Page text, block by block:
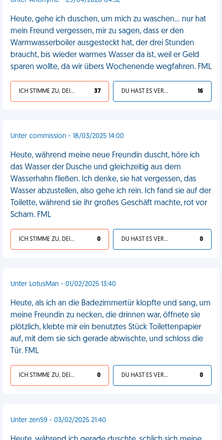
Heute, gehe ich duschen, um mich zu waschen… nur hat
mein Freund vergessen, mir zu sagen, dass er den
Warmwasserboiler ausgesteckt hat, der drei Stunden
braucht, bis wieder warmes Wasser da ist, weil er Geld
sparen wollte, da wir übers Wochenende wegfahren. FML
ICH STIMME ZU, DEIN LEBEN IST SCHEISSE 37 DU HAST ES VERDIENT 16
Unter commission - 18/03/2025 14:00
Heute, während meine neue Freundin duscht, höre ich
das Wasser der Dusche und gleichzeitig aus dem
Wasserhahn fließen. Ich denke, sie hat vergessen, das
Wasser abzustellen, also gehe ich rein. Ich fand sie auf der
Toilette, während sie ihr großes Geschäft machte, rot vor
Scham. FML
ICH STIMME ZU, DEIN LEBEN IST SCHEISSE 0 DU HAST ES VERDIENT 0
Unter LotusMan - 01/02/2025 13:40
Heute, als ich an die Badezimmertür klopfte und sang, um
meine Freundin zu necken, die drinnen war, öffnete sie
plötzlich, klebte mir ein benutztes Stück Toilettenpapier
auf, mit dem sie sich gerade abwischte, und schloss die
Tür. FML
ICH STIMME ZU, DEIN LEBEN IST SCHEISSE 0 DU HAST ES VERDIENT 0
Unter zen59 - 03/02/2025 21:40